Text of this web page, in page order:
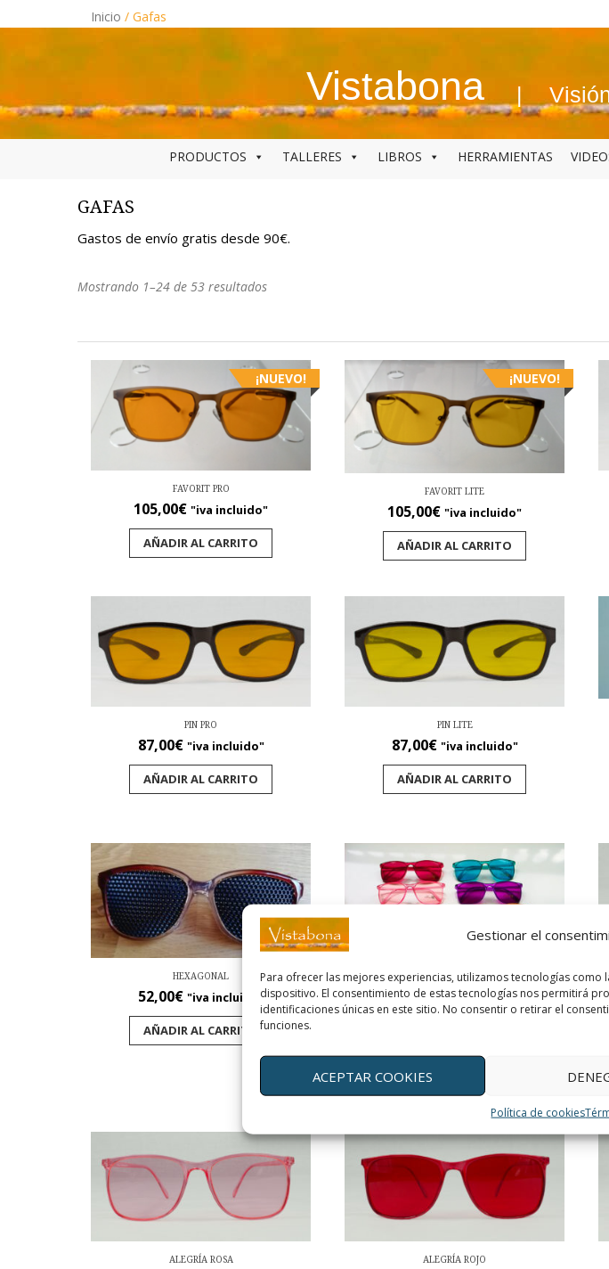
Gestionar el
Para ofrecer las mejores experiencias, utilizamos tecnologías
dispositivo. El consentimiento de estas tecnologías nos permitirá
identificaciones únicas en este sitio. No consentir o retirar el
funciones.
ACEPTAR COOKIES
Política de cookies
Inicio / Gafas
Vistabona
PRODUCTOS TALLERES LIBROS HERRAMIENTAS
GAFAS
Gastos de envío gratis desde 90€.
Mostrando 1–24 de 53 resultadosOrdenado
últimos
¡NUEVO!
FAVORIT PRO
105,00€ "iva incluido"
AÑADIR AL CARRITO
¡NUEVO!
FAVORIT LITE
105,00€ "iva incluido"
AÑADIR AL CARRITO
PIN PRO
87,00€ "iva incluido"
AÑADIR AL CARRITO
PIN LITE
87,00€ "iva incluido"
AÑADIR AL CARRITO
HEXAGONAL
52,00€ "iva incluido"
AÑADIR AL CARRITO
AÑADIR AL CARRITO
ALEGRÍA ROSA ALEGRÍA ROJO